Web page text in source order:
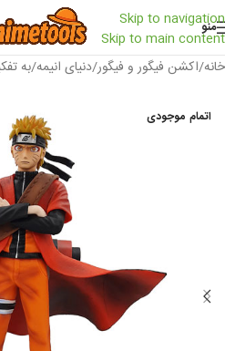
Skip to navigation
Skip to main content
منو
خانه/اکشن فیگور و فیگور/دنیای انیمه/به
اتمام موجودی